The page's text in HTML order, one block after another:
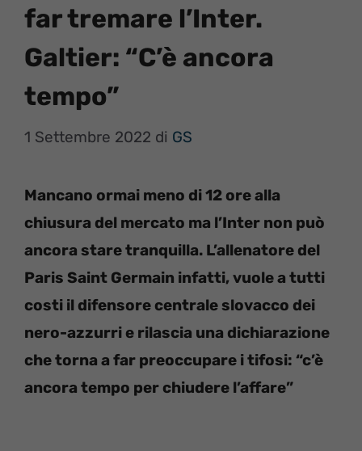
far tremare l’Inter.
Galtier: “C’è ancora
tempo”
1 Settembre 2022 di GS
Mancano ormai meno di 12 ore alla
chiusura del mercato ma l’Inter non può
ancora stare tranquilla. L’allenatore del
Paris Saint Germain infatti, vuole a tutti
costi il difensore centrale slovacco dei
nero-azzurri e rilascia una dichiarazione
che torna a far preoccupare i tifosi: “c’è
ancora tempo per chiudere l’affare”